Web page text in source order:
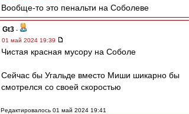
Вообще-то это пенальти на Соболеве
Gt3 -
01 май 2024 19:39
Чистая красная мусору на Соболе
Сейчас бы Угальде вместо Миши шикарно бы
смотрелся со своей скоростью
Редактировалось 01 май 2024 19:41